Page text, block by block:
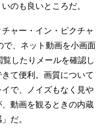
のも良いところだ。
ャー・イン・ピクチャ
で、ネット動画を小画面
したりメールを確認し
て便利。画質について
で、ノイズもなく見や
動画を観るときの内蔵
だ。